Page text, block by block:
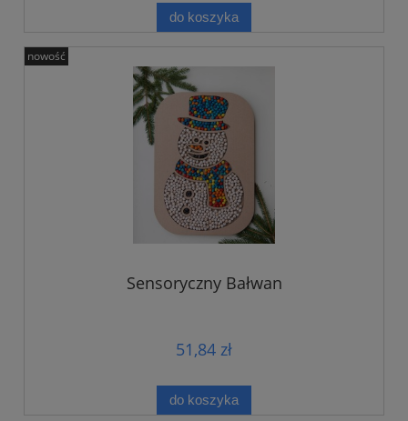
do koszyka
Sensoryczny Bałwan
51,84 zł
do koszyka
nowość